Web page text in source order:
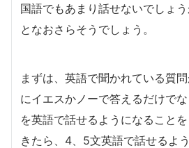
国語でもあまり話せないでしょ
となおさらそうでしょう。
まずは、英語で聞かれている質
にイエスかノーで答えるだけで
を英語で話せるようになること
きたら、4、5文英語で話せるよ